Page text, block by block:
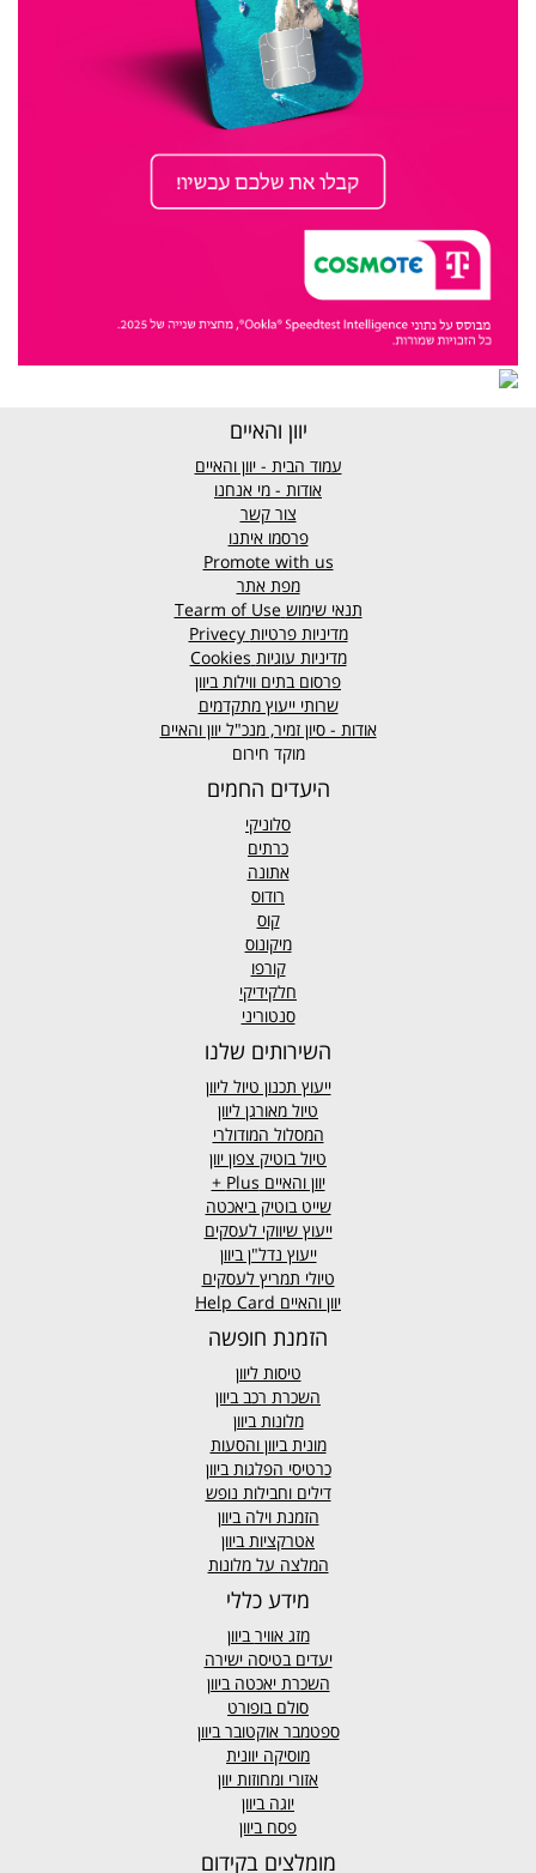
יוון והאיים
עמוד הבית - יוון והאיים
אודות - מי אנחנו
צור קשר
פרסמו איתנו
Promote with us
מפת אתר
תנאי שימוש
מדיניות פרטיות Privecy
מדיניות עוגיות Cookies
פרסום בתים ווילות ביוון
שרותי ייעוץ מתקדמים
אודות - סיון זמיר, מנכ"ל יוון והאיים
מוקד חירום
היעדים החמים
סלוניקי
כרתים
אתונה
רודוס
קוס
מיקונוס
קורפו
חלקידיקי
סנטוריני
השירותים שלנו
ייעוץ תכנון טיול ליוון
טיול מאורגן ליוון
המסלול המודולרי
טיול בוטיק צפון יוון
יוון והאיים Plus +
שייט בוטיק ביאכטה
ייעוץ שיווקי לעסקים
ייעוץ נדל"ן ביוון
טיולי תמריץ לעסקים
יוון והאיים Help Card
הזמנת חופשה
טיסות ליוון
השכרת רכב ביוון
מלונות ביוון
מונית ביוון והסעות
כרטיסי הפלגות ביוון
דילים וחבילות נופש
הזמנת וילה ביוון
אטרקציות ביוון
המלצה על מלונות
מידע כללי
מזג אוויר ביוון
יעדים בטיסה ישירה
השכרת יאכטה ביוון
סולם בופורט
ספטמבר אוקטובר ביוון
מוסיקה יוונית
אזורי ומחוזות יוון
יוגה ביוון
פסח ביוון
מומלצים בקידום